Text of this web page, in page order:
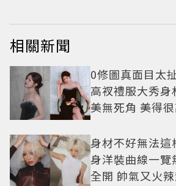
相關新聞
0修圖真面目太
高衩禮服大秀
美無死角 美得
身材不好無法
身洋裝曲線一
全開 帥氣又火